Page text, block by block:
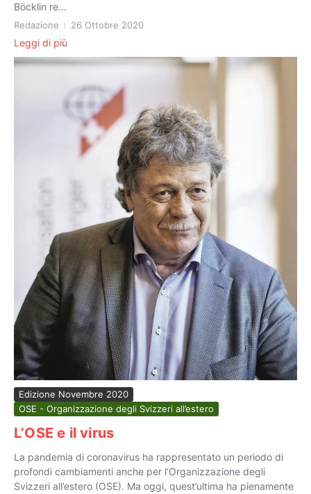
Böcklin re...
Redazione 26 Ottobre 2020
Leggi di più
Edizione Novembre 2020
OSE - Organizzazione degli Svizzeri all’estero
L’OSE e il virus
La pandemia di coronavirus ha rappresentato un periodo di
profondi cambiamenti anche per l’Organizzazione degli
Svizzeri all’estero (OSE). Ma oggi, quest’ultima ha pienamente